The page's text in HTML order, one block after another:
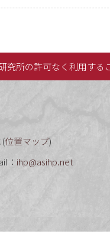
所の許可なく利用する
位置マップ)
： ihp@asihp.net